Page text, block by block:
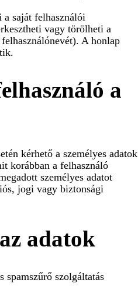
saját felhasználói
vagy törölheti a
A honlap
a
kérhető a személyes adatok
korábban a felhasználó
személyes adatot
jogi vagy biztonsági
adatok
spamszűrő szolgáltatás